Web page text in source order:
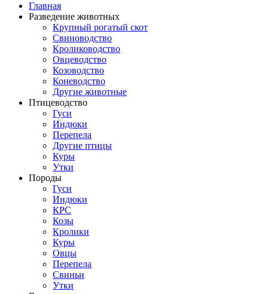
Главная
Разведение животных
Крупный рогатый скот
Свиноводство
Кролиководство
Овцеводство
Козоводство
Коневодство
Другие животные
Птицеводство
Гуси
Индюки
Перепела
Другие птицы
Куры
Утки
Породы
Гуси
Индюки
КРС
Козы
Кролики
Куры
Овцы
Перепела
Свиньи
Утки